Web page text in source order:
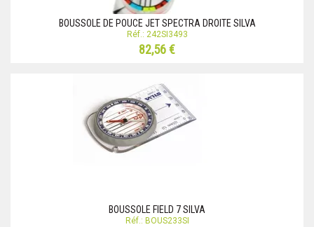
BOUSSOLE DE POUCE JET SPECTRA DROITE SILVA
Réf.: 242SI3493
82,56 €
BOUSSOLE FIELD 7 SILVA
Réf.: BOUS233SI